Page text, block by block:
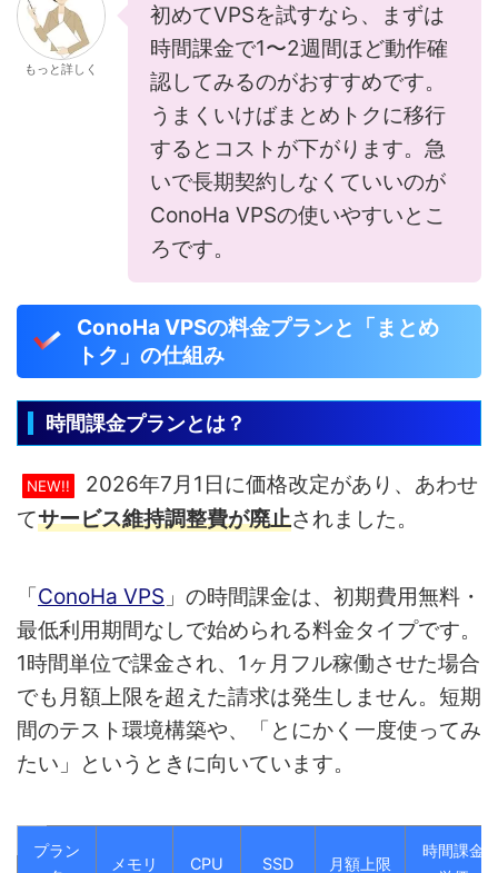
もっと詳しく
初めてVPSを試すなら、まずは
時間課金で1〜2週間ほど動作確
認してみるのがおすすめです。
うまくいけばまとめトクに移行
するとコストが下がります。急
いで長期契約しなくていいのが
ConoHa VPSの使いやすいとこ
ろです。
ConoHa VPSの料金プランと「まとめ
トク」の仕組み
時間課金プランとは？
NEW!!
2026年7月1日に価格改定があり、あわせ
てサービス維持調整費が廃止されました。
「ConoHa VPS 」の時間課金は、初期費用無料・
最低利用期間なしで始められる料金タイプです。
1時間単位で課金され、1ヶ月フル稼働させた場合
でも月額上限を超えた請求は発生しません。短期
間のテスト環境構築や、「とにかく一度使ってみ
たい」というときに向いています。
プラン
メモリ CPU SSD 月額上限
時間課金